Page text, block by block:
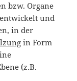
bzw. Organe
und
in der
in Form
(z.B.